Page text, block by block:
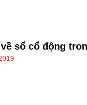
sổ cổ động